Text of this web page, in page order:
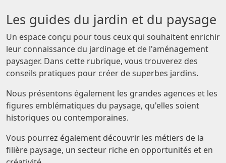
Les guides du jardin et du paysage
Un espace conçu pour tous ceux qui souhaitent enrichir
leur connaissance du jardinage et de l'aménagement
paysager. Dans cette rubrique, vous trouverez des
conseils pratiques pour créer de superbes jardins.
Nous présentons également les grandes agences et les
figures emblématiques du paysage, qu'elles soient
historiques ou contemporaines.
Vous pourrez également découvrir les métiers de la
filière paysage, un secteur riche en opportunités et en